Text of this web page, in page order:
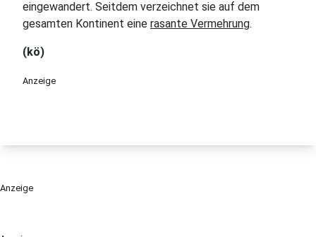
eingewandert. Seitdem verzeichnet sie auf dem
gesamten Kontinent eine rasante Vermehrung.
(kö)
Anzeige
Anzeige